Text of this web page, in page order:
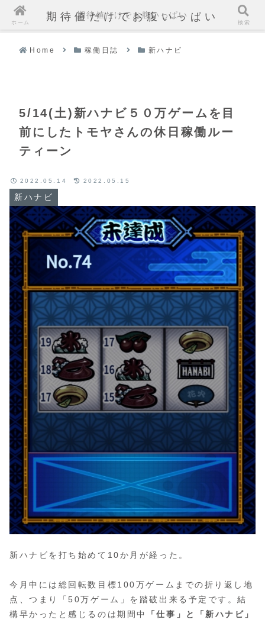
期待値だけでお腹いっぱい
Home 稼働日誌 新ハナビ
5/14(土)新ハナビ５０万ゲームを目
前にしたトモヤさんの休日稼働ルー
ティーン
新ハナビ
2022.05.14 2022.05.15
新ハナビを打ち始めて10か月が経った。
今月中には総回転数目標100万ゲームまでの折り返し地
点、つまり「50万ゲーム」を踏破出来る予定です。結
構早かったと感じるのは期間中
「仕事」と「新ハナビ」
ホーム
期待値だけでお腹いっぱい
検索